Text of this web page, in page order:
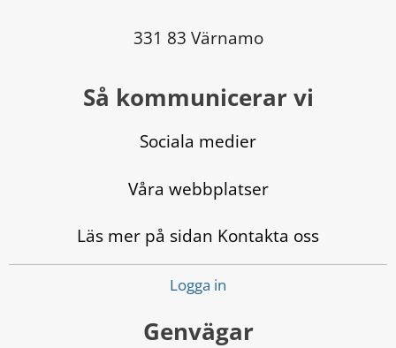
331 83 Värnamo
Så kommunicerar vi
Sociala medier
Våra webbplatser
Läs mer på sidan Kontakta oss
Logga in
Genvägar